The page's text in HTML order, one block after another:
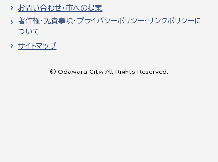
お問い合わせ・市への提案
著作権・免責事項・プライバシーポリシー・リンクポリシーに
ついて
サイトマップ
© Odawara City, All Rights Reserved.